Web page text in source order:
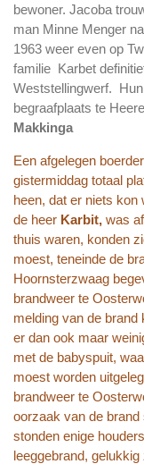
bewoner. Jacoba
man Minne Menger
1963 weer even op
familie Karbet
Weststellingwerf.
begraafplaats te
Makkinga
Een afgelegen
gistermiddag totaal
heen, dat er niets kon
de heer Karbit, was
thuis waren, konden
moest, teneinde de
Hoornsterzwaag
brandweer te
melding van de brand
er dan ook maar
met de babyspuit,
moest worden
brandweer te
oorzaak van de
stonden enige
leeggebrand,